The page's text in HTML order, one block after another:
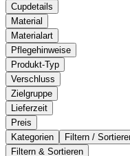
Cupdetails
Material
Materialart
Pflegehinweise
Produkt-Typ
Verschluss
Zielgruppe
Lieferzeit
Preis
Kategorien
Filtern /
Filtern & Sortieren